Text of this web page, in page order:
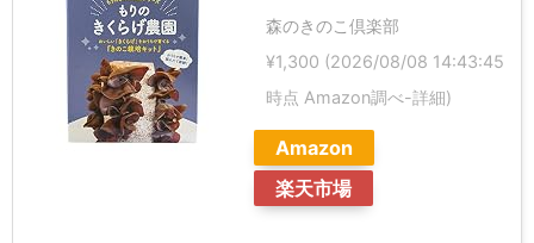
森のきのこ倶楽部
¥1,300 (2026/08/08 14:43:45
時点 Amazon調べ-詳細)
Amazon
楽天市場